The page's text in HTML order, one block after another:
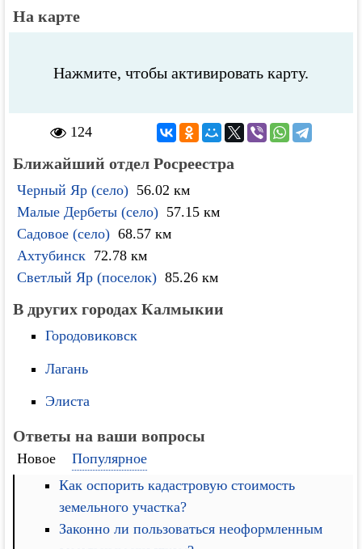
На карте
Нажмите, чтобы активировать карту.
124
Ближайший отдел Росреестра
Черный Яр (село) 56.02 км
Малые Дербеты (село) 57.15 км
Садовое (село) 68.57 км
Ахтубинск 72.78 км
Светлый Яр (поселок) 85.26 км
В других городах Калмыкии
Городовиковск
Лагань
Элиста
Ответы на ваши вопросы
Новое
Популярное
Как оспорить кадастровую стоимость
земельного участка?
Законно ли пользоваться неоформленным